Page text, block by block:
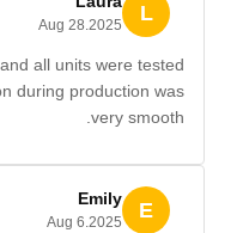
L
Aug 28.2025
all units were tested
during production was
very smooth.
E
Emily
Aug 6.2025